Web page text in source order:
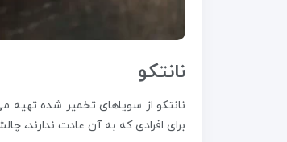
نانتکو
نانتکو از سویاهای تخمیر شده تهیه
برای افرادی که به آن عادت ندارند،